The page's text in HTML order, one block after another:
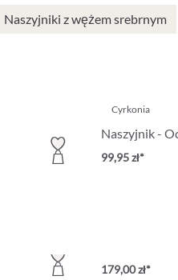
Naszyjniki z wężem srebrnym
Cyrkonia
Naszyjnik -
99,95 zł*
179,00 zł*